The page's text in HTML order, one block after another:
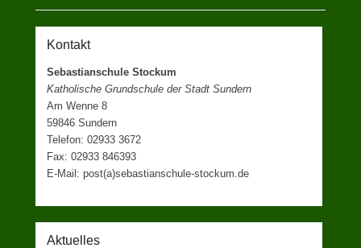
Kontakt
Sebastianschule Stockum
Katholische Grundschule der Stadt Sundern
Am Wenne 8
59846 Sundern
Telefon: 02933 3672
Fax: 02933 846393
E-Mail: post(a)sebastianschule-stockum.de
Aktuelles